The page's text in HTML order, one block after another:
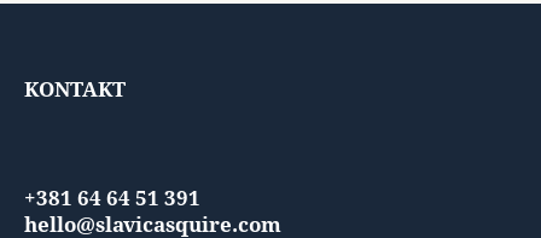
KONTAKT
+381 64 64 51 391
hello@slavicasquire.com